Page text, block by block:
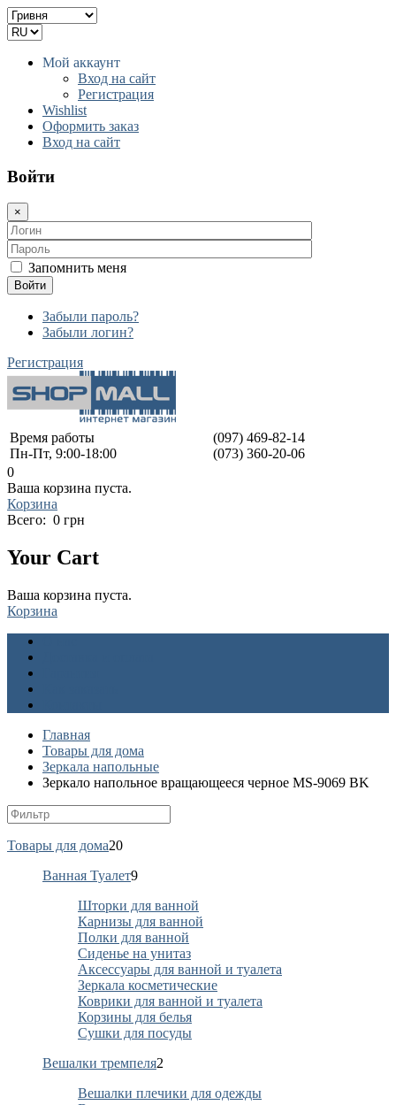
Мой аккаунт
Вход на сайт
Регистрация
Wishlist
Оформить заказ
Вход на сайт
Войти
×
Запомнить меня
Войти
Забыли пароль?
Забыли логин?
Регистрация
Время работы
Пн-Пт, 9:00-18:00
(097) 469-82-14
(073) 360-20-06
0
Ваша корзина пуста.
Корзина
Всего: 0 грн
Your Cart
Ваша корзина пуста.
Корзина
Главная
Товары для дома
Зеркала напольные
Зеркало напольное вращающееся черное MS-9069 BK
Товары для дома20
Ванная Туалет9
Шторки для ванной
Карнизы для ванной
Полки для ванной
Сиденье на унитаз
Аксессуары для ванной и туалета
Зеркала косметические
Коврики для ванной и туалета
Корзины для белья
Сушки для посуды
Вешалки тремпеля2
Вешалки плечики для одежды